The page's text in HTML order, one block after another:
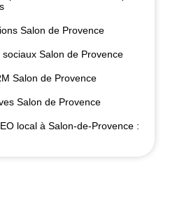
Salon de Provence
Salon de Provence
Salon de Provence
Salon de Provence
local à Salon-de-Provence :